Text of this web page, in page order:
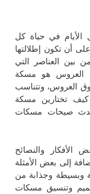
الأيام في حياة كل
أن تكون إطلالتها
بين العناصر التي
العروس هو مسكة
العروس، وتتناسب
كيف تختارين مسكة
صيحات مسكات
والنصائح
إلى بعض الأمثلة
وجذابة من
وتنسيق مسكات